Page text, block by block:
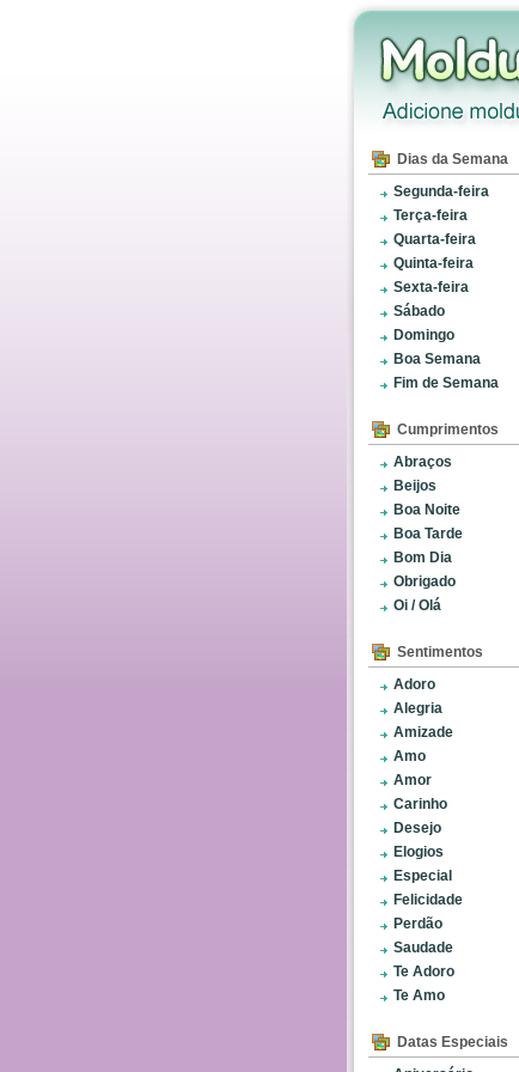
Dias da Semana
Segunda-feira
Terça-feira
Quarta-feira
Quinta-feira
Sexta-feira
Sábado
Domingo
Boa Semana
Fim de Semana
Cumprimentos
Abraços
Beijos
Boa Noite
Boa Tarde
Bom Dia
Obrigado
Oi / Olá
Sentimentos
Adoro
Alegria
Amizade
Amo
Amor
Carinho
Desejo
Elogios
Especial
Felicidade
Perdão
Saudade
Te Adoro
Te Amo
Datas Especiais